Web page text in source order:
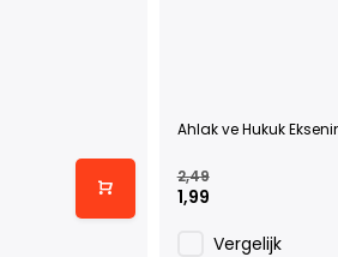
Ahlak ve Hukuk
2,49
1,99
Vergelijk